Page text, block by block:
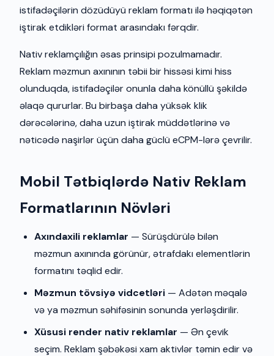
istifadəçilərin dözüdüyü reklam formatı ilə həqiqətən
iştirak etdikləri format arasındakı fərqdir.
Nativ reklamçılığın əsas prinsipi pozulmamadır.
Reklam məzmun axınının təbii bir hissəsi kimi hiss
olunduqda, istifadəçilər onunla daha könüllü şəkildə
əlaqə qururlar. Bu birbaşa daha yüksək klik
dərəcələrinə, daha uzun iştirak müddətlərinə və
nəticədə naşirlər üçün daha güclü eCPM-lərə çevrilir.
Mobil Tətbiqlərdə Nativ Reklam
Formatlarının Növləri
Axındaxili reklamlar — Sürüşdürülə bilən
məzmun axınında görünür, ətrafdakı elementlərin
formatını təqlid edir.
Məzmun tövsiyə vidcetləri — Adətən məqalə
və ya məzmun səhifəsinin sonunda yerləşdirilir.
Xüsusi render nativ reklamlar — Ən çevik
seçim. Reklam şəbəkəsi xam aktivlər təmin edir və